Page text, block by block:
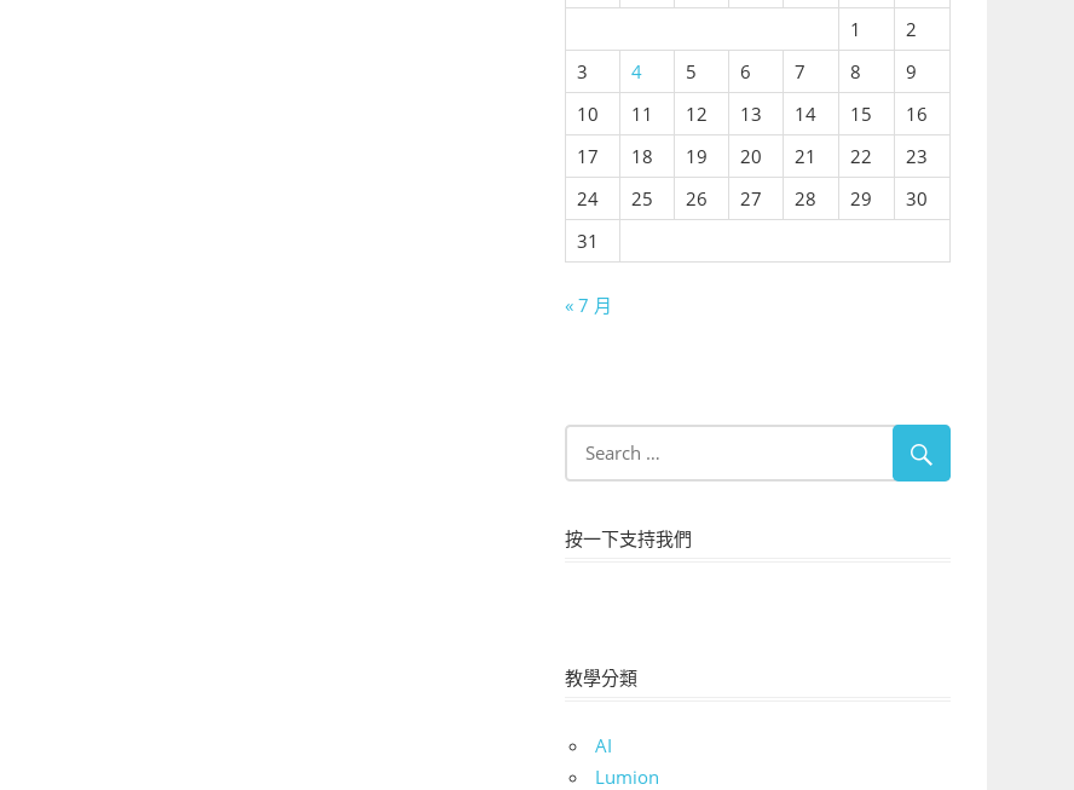
1
2
3
4 5 6 7 8
9
10
11 12 13 14 15
16
17
18 19 20 21 22
23
24
25 26 27 28 29
30
31
« 7 月
按一下支持我們
教學分類
AI
Lumion